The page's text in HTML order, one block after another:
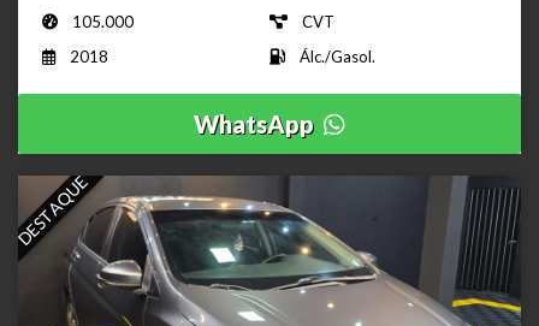
105.000
CVT
2018
Álc./Gasol.
WhatsApp
DESTAQUE